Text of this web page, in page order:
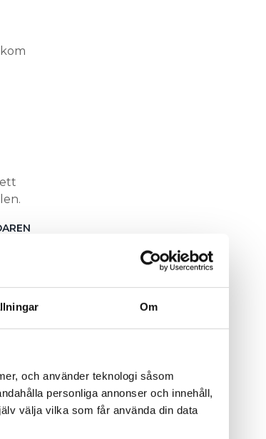
Om
och använder teknologi såsom
personliga annonser och innehåll,
välja vilka som får använda din data
ta